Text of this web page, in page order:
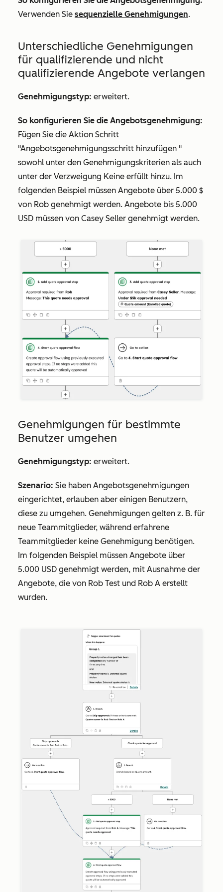
Verwenden Sie sequenzielle Genehmigungen.
Unterschiedliche Genehmigungen
für qualifizierende und nicht
qualifizierende Angebote verlangen
Genehmigungstyp: erweitert.
So konfigurieren Sie die Angebotsgenehmigung:
Fügen Sie die Aktion Schritt
"Angebotsgenehmigungsschritt hinzufügen "
sowohl unter den Genehmigungskriterien als auch
unter der Verzweigung Keine erfüllt hinzu. Im
folgenden Beispiel müssen Angebote über 5.000 $
von Rob genehmigt werden. Angebote bis 5.000
USD müssen von Casey Seller genehmigt werden.
Genehmigungen für bestimmte
Benutzer umgehen
Genehmigungstyp: erweitert.
Szenario: Sie haben Angebotsgenehmigungen
eingerichtet, erlauben aber einigen Benutzern,
diese zu umgehen. Genehmigungen gelten z. B. für
neue Teammitglieder, während erfahrene
Teammitglieder keine Genehmigung benötigen.
Im folgenden Beispiel müssen Angebote über
5.000 USD genehmigt werden, mit Ausnahme der
Angebote, die von Rob Test und Rob A erstellt
wurden.